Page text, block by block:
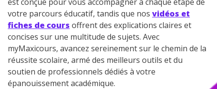
votre parcours éducatif, tandis que nos vidéos et
fiches de cours offrent des explications claires et
concises sur une multitude de sujets. Avec
myMaxicours, avancez sereinement sur le chemin de la
réussite scolaire, armé des meilleurs outils et du
soutien de professionnels dédiés à votre
épanouissement académique.